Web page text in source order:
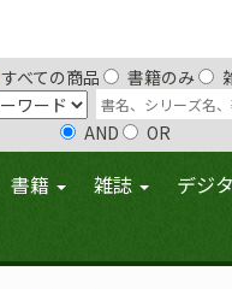
すべての商品 書籍のみ
AND OR
書籍 雑誌 デジ